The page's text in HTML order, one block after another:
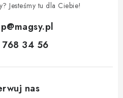
Jesteśmy tu dla Ciebie!
@magsy.pl
768 34 56